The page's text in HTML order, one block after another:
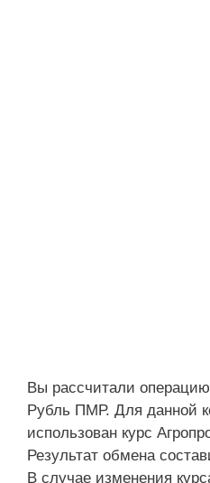
Вы рассчитали
Рубль ПМР. Для данной
использован курс
Результат обмена
В случае изменения